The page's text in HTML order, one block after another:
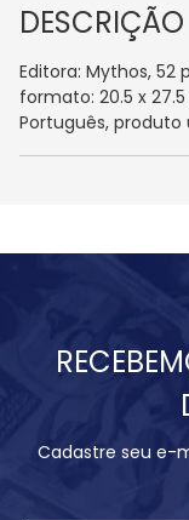
Editora: Mythos,
formato: 20.5 x
Português, produto
Cadastre seu e-